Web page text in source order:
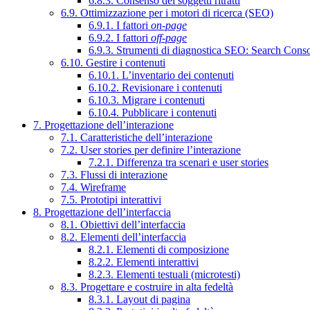
6.9. Ottimizzazione per i motori di ricerca (SEO)
6.9.1. I fattori on-page
6.9.2. I fattori off-page
6.9.3. Strumenti di diagnostica SEO: Search
6.10. Gestire i contenuti
6.10.1. L’inventario dei contenuti
6.10.2. Revisionare i contenuti
6.10.3. Migrare i contenuti
6.10.4. Pubblicare i contenuti
7. Progettazione dell’interazione
7.1. Caratteristiche dell’interazione
7.2. User stories per definire l’interazione
7.2.1. Differenza tra scenari e user stories
7.3. Flussi di interazione
7.4. Wireframe
7.5. Prototipi interattivi
8. Progettazione dell’interfaccia
8.1. Obiettivi dell’interfaccia
8.2. Elementi dell’interfaccia
8.2.1. Elementi di composizione
8.2.2. Elementi interattivi
8.2.3. Elementi testuali (microtesti)
8.3. Progettare e costruire in alta fedeltà
8.3.1. Layout di pagina